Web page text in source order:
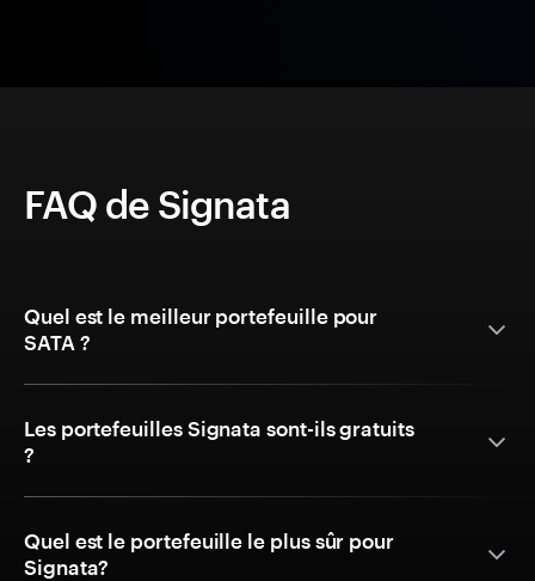
FAQ de Signata
Quel est le meilleur portefeuille pour
SATA ?
Les portefeuilles Signata sont-ils gratuits
?
Quel est le portefeuille le plus sûr pour
Signata?